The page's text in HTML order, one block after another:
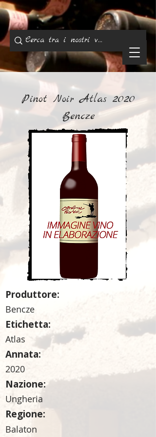
Pinot Noir Atlas 2020
Bencze
Produttore:
Bencze
Etichetta:
Atlas
Annata:
2020
Nazione:
Ungheria
Regione:
Balaton